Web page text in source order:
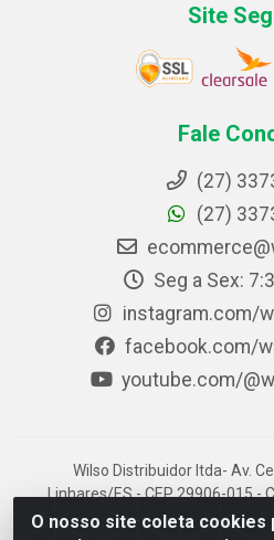
O nosso site coleta cookies
Site
Fale
(27)
(27)
Seg a Sex:
instagram.com/
facebook.com/
youtube.com/
Wilso Distribuidor ltda- Av.
Linhares/ES - CEP 29906-015 -